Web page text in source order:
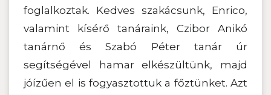
foglalkoztak. Kedves szakácsunk, Enrico,
valamint kísérő tanáraink, Czibor Anikó
tanárnő és Szabó Péter tanár úr
segítségével hamar elkészültünk, majd
jóízűen el is fogyasztottuk a főztünket. Azt